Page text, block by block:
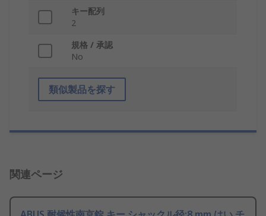
キー配列
2
規格 / 承認
No
類似製品を探す
関連ページ